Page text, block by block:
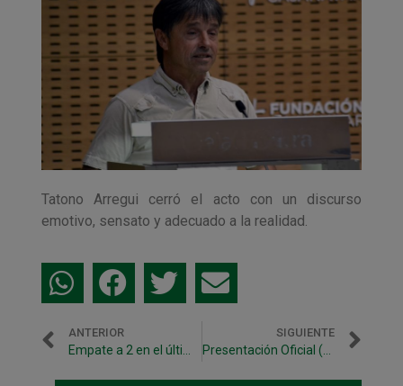
Tatono Arregui cerró el acto con un discurso
emotivo, sensato y adecuado a la realidad.
ANTERIOR SIGUIENTE